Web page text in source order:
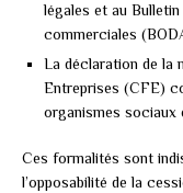
légales et au
commerciales
La déclaration de la
Entreprises (CFE)
organismes sociaux
Ces formalités sont
l’opposabilité de la